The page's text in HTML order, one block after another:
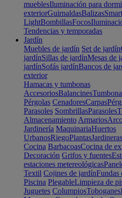
mueblesIluminación para
exteriorGuirnaldasBalizasSmart
LightBombillasFocos
Tendencias y temporadas
Jardín
Muebles de jardín Set de jardín
jardínSillas de jardínMesas de
jardínSofás jardínBancos de
exterior
Hamacas y tumbonas
AccesoriosBalancines
Pérgolas CenadoresCarpas
Parasoles SombrillasParasoles
Almacenamiento Armarios
Jardinería MaquinariaHuertos
UrbanosRiegoPlantasJardineras
Cocina BarbacoasCocina de
Decoración Grifos y fuentes
estaciones metereológicas
Textil Cojines de jardínFundas
Piscina PlegableLimpieza de
Juguetes ColumpiosToboganes